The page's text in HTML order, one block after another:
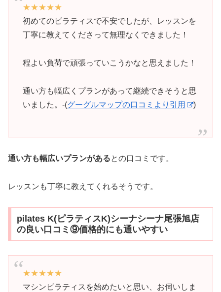
★★★★★
初めてのピラティスで不安でしたが、レッスンを
丁寧に教えてくださって無理なくできました！
程よい負荷で頑張っていこうかなと思えました！
通い方も幅広くプランがあって継続できそうと思
いました。-(グーグルマップの口コミより引用 )
通い方も幅広いプランがあるとの口コミです。
レッスンも丁寧に教えてくれるそうです。
pilates K(ピラティスK)シーナシーナ尾張旭店
の良い口コミ⑨価格的にも通いやすい
★★★★★
マシンピラティスを始めたいと思い、お伺いしま